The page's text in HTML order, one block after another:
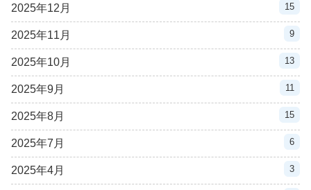
2025年12月 15
2025年11月 9
2025年10月 13
2025年9月 11
2025年8月 15
2025年7月 6
2025年4月 3